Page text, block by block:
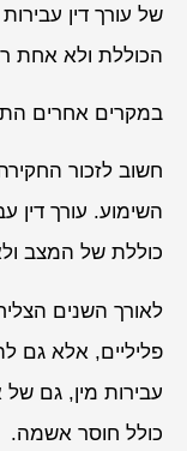
של עורך דין
הכוללת ולא אחת
במקרים אחרים
חשוב לזכור
השימוע. עורך דין
כוללת של המצב
לאורך השנים
פליליים, אלא גם
עבירות מין, גם של
כולל חוסר אשמה.